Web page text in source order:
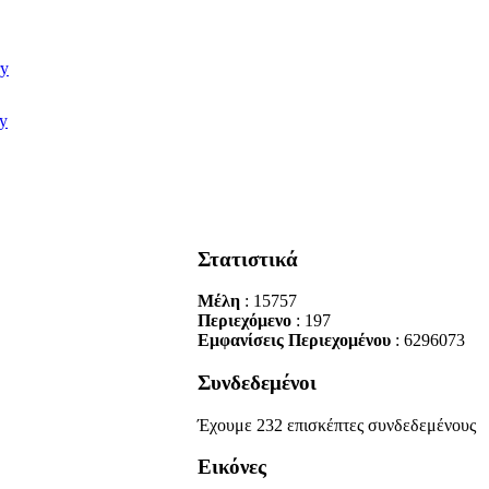
Στατιστικά
Μέλη : 15757
Περιεχόμενο : 197
Εμφανίσεις Περιεχομένου : 6296073
Συνδεδεμένοι
Έχουμε 232 επισκέπτες συνδεδεμένους
Εικόνες